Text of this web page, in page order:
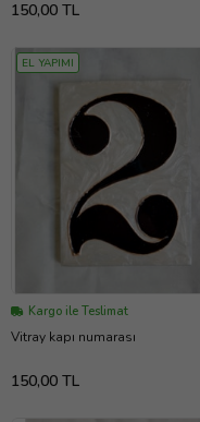
150,00 TL
EL YAPIMI
Kargo ile Teslimat
Vitray kapı numarası
150,00 TL